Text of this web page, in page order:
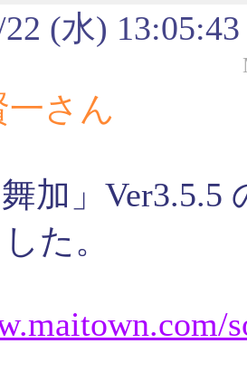
(水) 13:05:43
さん
加」
た。
maitown.com/